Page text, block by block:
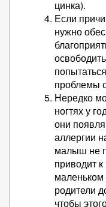
цинка).
Если
нужно
проблемы
Нередко
ногтях у
они
аллергии
малыш не
приводит
родители
чтобы